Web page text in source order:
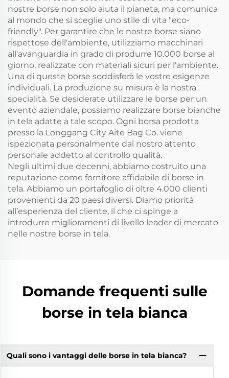
nostre borse non solo aiuta il pianeta, ma comunica
al mondo che si sceglie uno stile di vita "eco-
friendly". Per garantire che le nostre borse siano
rispettose dell'ambiente, utilizziamo macchinari
all'avanguardia in grado di produrre 10.000 borse al
giorno, realizzate con materiali sicuri per l'ambiente.
Una di queste borse soddisferà le vostre esigenze
individuali. La produzione su misura è la nostra
specialità. Se desiderate utilizzare le borse per un
evento aziendale, possiamo realizzare borse bianche
in tela adatte a tale scopo. Ogni borsa prodotta
presso la Longgang City Aite Bag Co. viene
ispezionata personalmente dal nostro attento
personale addetto al controllo qualità.
Negli ultimi due decenni, abbiamo costruito una
reputazione come fornitore affidabile di borse in
tela. Abbiamo un portafoglio di oltre 4.000 clienti
provenienti da 20 paesi diversi. Diamo priorità
all’esperienza del cliente, il che ci spinge a
introdurre miglioramenti di livello leader di mercato
nelle nostre borse in tela.
Domande frequenti sulle
borse in tela bianca
Quali sono i vantaggi delle borse in tela bianca?